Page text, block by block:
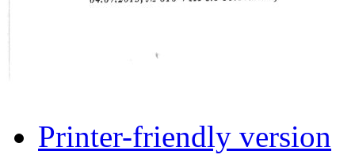
Printer-friendly version